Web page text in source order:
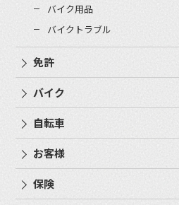
バイク用品
バイクトラブル
免許
バイク
自転車
お客様
保険